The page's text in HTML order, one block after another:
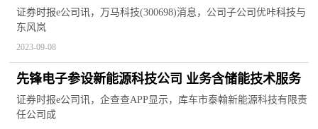
证券时报e公司讯，万马科技(300698)消息，公司子公司优咔科技与
东风岚
2023-09-08
先锋电子参设新能源科技公司 业务含储能技术服务
证券时报e公司讯，企查查APP显示，库车市泰翰新能源科技有限责
任公司成